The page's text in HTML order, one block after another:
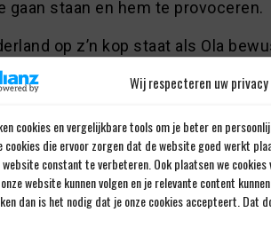
Wij respecteren uw privacy
cookies en vergelijkbare tools om je beter en
cookies die ervoor zorgen dat de website goed werkt
website constant te verbeteren. Ook plaatsen we
website kunnen volgen en je relevante content
dan is het nodig dat je onze cookies accepteert. Dat
gaan staan en hem te provoceren.
op z’n kop staat als Ola
dat meer over Nederland dan
keer maar voor zorgen dat
Toivonen vormt hij de
kwalificatie staat Zweden derde,
heeft één wedstrijd meer